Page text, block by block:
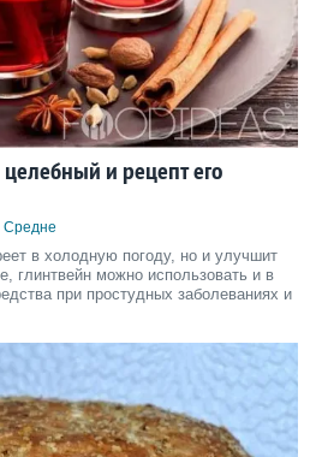
и рецепт его
Средне
в холодную погоду, но и улучшит
глинтвейн можно использовать и в
при простудных заболеваниях и